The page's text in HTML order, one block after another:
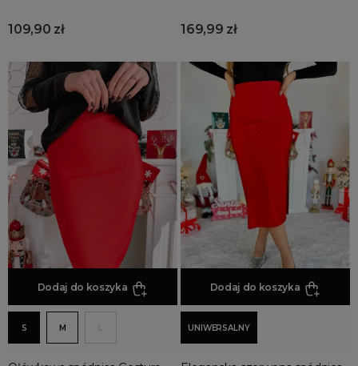
109,90 zł 169,99 zł
Dodaj do koszyka
S M L
Dodaj do koszyka
UNIWERSALNY